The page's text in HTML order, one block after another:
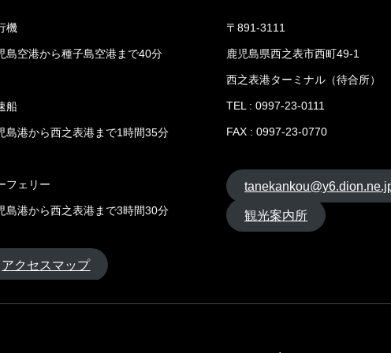
機
島空港から種子島空港まで40分
船
島港から西之表港まで1時間35分
フェリー
島港から西之表港まで3時間30分
アクセスマップ
〒891-3111
鹿児島県西之表市西町49-1
西之表港ターミナル（待合所）
TEL : 0997-23-0111
FAX : 0997-23-0770
観光案内所